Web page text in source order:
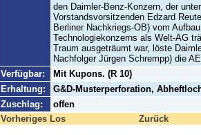
den Daimler-Benz-Konzern, der
Vorstandsvorsitzenden Edzard
Berliner Nachkriegs-OB) vom
Technologiekonzerns als Welt-AG
Traum ausgeträumt war, löste
Nachfolger Jürgen Schrempp) die
Verfügbar:
Mit Kupons. (R 10)
Erhaltung:
G&D-Musterperforation,
Zuschlag:
offen
Vorheriges Los
Zurück